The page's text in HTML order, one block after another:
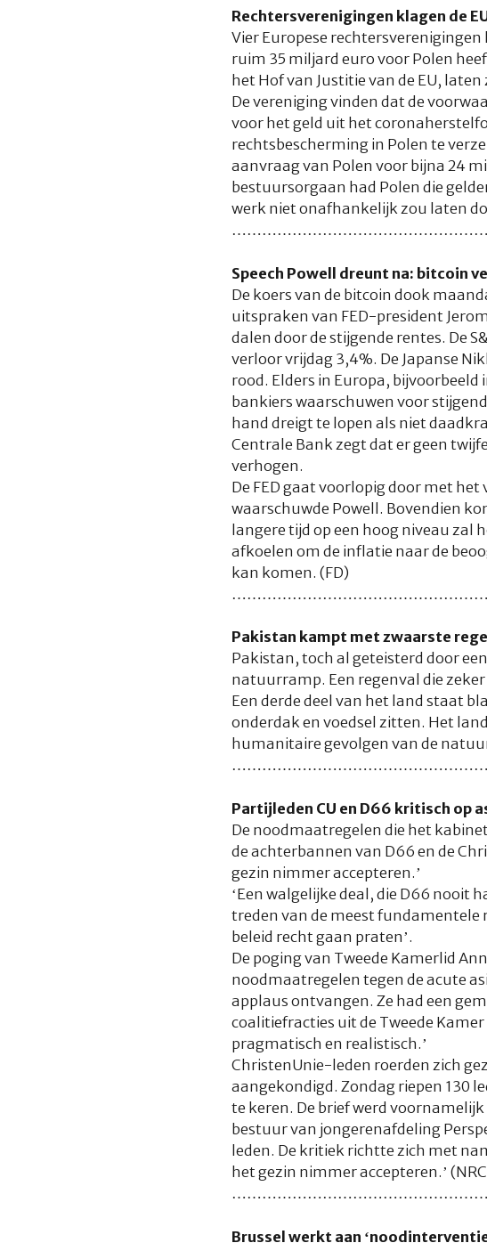
Rechtersverenigingen klagen de
Vier Europese
ruim 35 miljard euro voor Polen
het Hof van Justitie van de EU,
De vereniging vinden dat de
voor het geld uit het
rechtsbescherming in Polen te
aanvraag van Polen voor bijna 24
bestuursorgaan had Polen die
werk niet onafhankelijk zou laten
Speech Powell dreunt na: bitcoin
De koers van de bitcoin dook
uitspraken van FED-president
dalen door de stijgende rentes. De
verloor vrijdag 3,4%. De Japanse
rood. Elders in Europa,
bankiers waarschuwen voor
hand dreigt te lopen als niet
Centrale Bank zegt dat er geen
verhogen.
De FED gaat voorlopig door met
waarschuwde Powell. Bovendien
langere tijd op een hoog niveau zal
afkoelen om de inflatie naar de
kan komen. (FD)
Pakistan kampt met zwaarste
Pakistan, toch al geteisterd door
natuurramp. Een regenval die
Een derde deel van het land staat
onderdak en voedsel zitten. Het
humanitaire gevolgen van de
Partijleden CU en D66 kritisch op
De noodmaatregelen die het
de achterbannen van D66 en de
gezin nimmer accepteren.’
‘Een walgelijke deal, die D66 nooit
treden van de meest fundamentele
beleid recht gaan praten’.
De poging van Tweede Kamerlid
noodmaatregelen tegen de acute
applaus ontvangen. Ze had een
coalitiefracties uit de Tweede
pragmatisch en realistisch.’
ChristenUnie-leden roerden zich
aangekondigd. Zondag riepen 130
te keren. De brief werd
bestuur van jongerenafdeling
leden. De kritiek richtte zich met
het gezin nimmer accepteren.’
Brussel werkt aan